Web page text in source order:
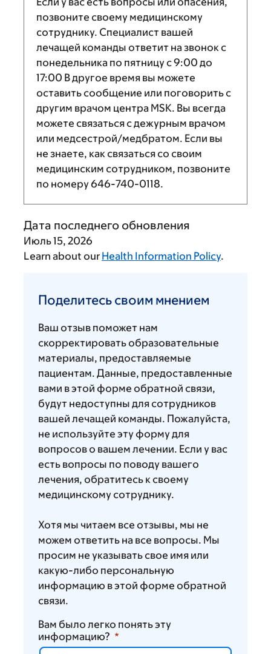
позвоните своему медицинскому
сотруднику. Специалист вашей
лечащей команды ответит на звонок с
понедельника по пятницу с9:00 до
17:00 В другое время вы можете
оставить сообщение или поговорить с
другим врачом центра MSK. Вы всегда
можете связаться с дежурным врачом
или медсестрой/медбратом. Если вы
не знаете, как связаться со своим
медицинским сотрудником, позвоните
по номеру646-740-0118.
Дата последнего обновления
Июль 15, 2026
Learn about our Health Information Policy.
своим
Поделитесь своим мнением
Ваш отзыв поможет нам
скорректировать образовательные
материалы, предоставляемые
пациентам. Данные, предоставленные
вами в этой форме обратной связи,
будут недоступны для сотрудников
вашей лечащей команды. Пожалуйста,
не используйте эту форму для
вопросов о вашем лечении. Если у вас
есть вопросы по поводу вашего
лечения, обратитесь к своему
медицинскому сотруднику.
Хотя мы читаем все отзывы, мы не
можем ответить на все вопросы. Мы
просим не указывать свое имя или
какую-либо персональную
информацию в этой форме обратной
связи.
Вам было легко понять эту
информацию?